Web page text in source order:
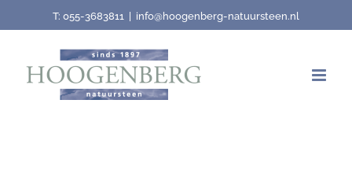
content
T: 055-3683811 info@hoogenberg-natuursteen.nl